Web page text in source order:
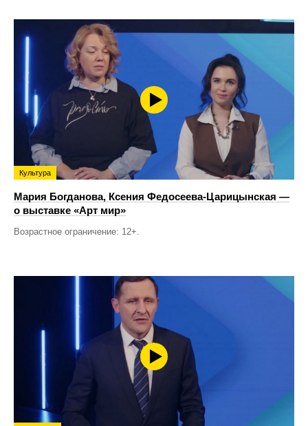
Культура
Мария Богданова, Ксения Федосеева-Царицынская —
о выставке «Арт мир»
Возрастное ограничение: 12+.